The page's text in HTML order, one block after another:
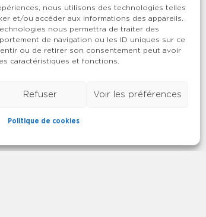
nous utilisons des technologies telles
et/ou accéder aux informations des appareils.
nous permettra de traiter des
de navigation ou les ID uniques sur ce
ou de retirer son consentement peut avoir
caractéristiques et fonctions.
Refuser Voir les préférences
Politique de cookies